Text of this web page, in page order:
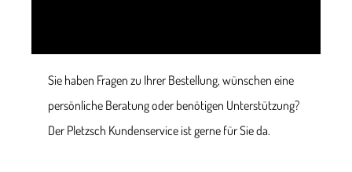
Sie haben Fragen zu Ihrer Bestellung, wünschen eine
persönliche Beratung oder benötigen Unterstützung?
Der Pletzsch Kundenservice ist gerne für Sie da.